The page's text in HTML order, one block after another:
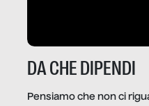
DA CHE DIPENDI
Pensiamo che non ci